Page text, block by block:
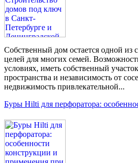
Собственный дом остается одной из
целей для многих семей.
условиях, иметь собственный
пространства и независимость от
недвижимость привлекательной...
Буры Hilti для перфоратора: